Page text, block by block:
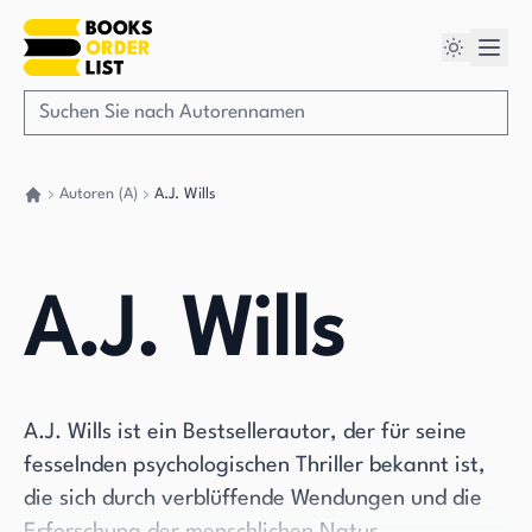
Autoren (A) A.J. Wills
A.J. Wills
A.J. Wills ist ein Bestsellerautor, der für seine
fesselnden psychologischen Thriller bekannt ist,
die sich durch verblüffende Wendungen und die